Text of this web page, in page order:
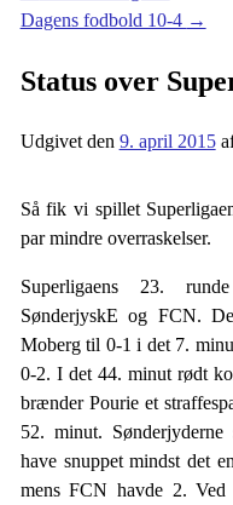
Dagens fodbold 10-4 →
Status over
Udgivet den 9. april 2015
Så fik vi spillet
par mindre overraskelser.
Superligaens 23.
SønderjyskE og FCN.
Moberg til 0-1 i det 7.
0-2. I det 44. minut rødt
brænder Pourie et
52. minut.
have snuppet mindst det
mens FCN havde 2. Ved